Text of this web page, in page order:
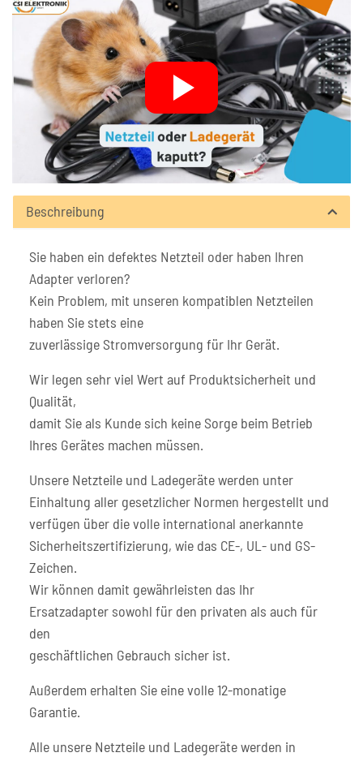
Beschreibung
Sie haben ein defektes Netzteil oder haben Ihren
Adapter verloren?
Kein Problem, mit unseren kompatiblen Netzteilen
haben Sie stets eine
zuverlässige Stromversorgung für Ihr Gerät.
Wir legen sehr viel Wert auf Produktsicherheit und
Qualität,
damit Sie als Kunde sich keine Sorge beim Betrieb
Ihres Gerätes machen müssen.
Unsere Netzteile und Ladegeräte werden unter
Einhaltung aller gesetzlicher Normen hergestellt und
verfügen über die volle international anerkannte
Sicherheitszertifizierung, wie das CE-, UL- und GS-
Zeichen.
Wir können damit gewährleisten das Ihr
Ersatzadapter sowohl für den privaten als auch für
den
geschäftlichen Gebrauch sicher ist.
Außerdem erhalten Sie eine volle 12-monatige
Garantie.
Alle unsere Netzteile und Ladegeräte werden in